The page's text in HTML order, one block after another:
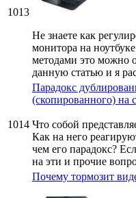
1013
Не знаете как
монитора на
методами это можно
данную статью и я
1014
Парадокс
(скопированного) на
Что собой
Как на него
чем его парадокс?
на эти и прочие
Почему тормозит